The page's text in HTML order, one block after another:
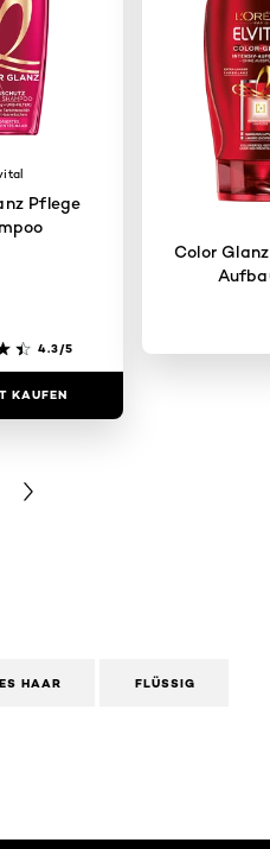
Pflege
4.3/5
KAUFEN
Color
CARD
NEXT CARD
HAAR FLÜSSIG